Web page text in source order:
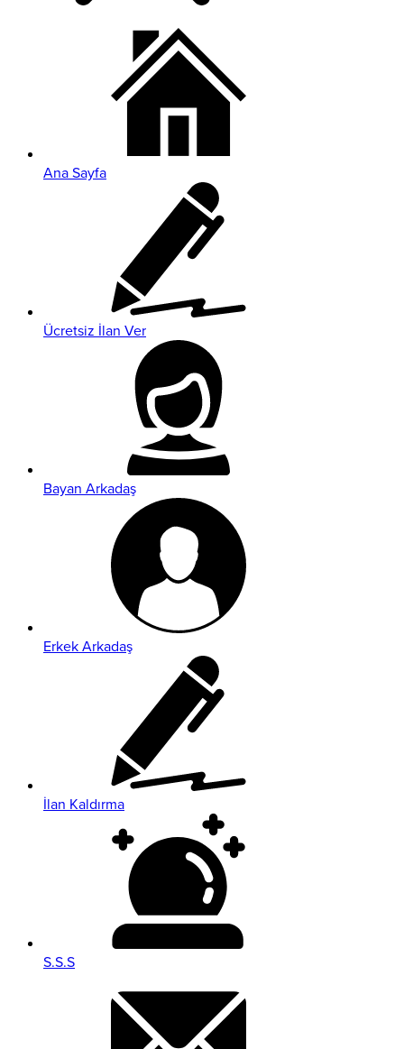
Ana Sayfa
Ücretsiz İlan Ver
Bayan Arkadaş
Erkek Arkadaş
İlan Kaldırma
S.S.S